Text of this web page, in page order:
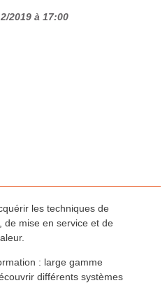
2019 à 17:00
les techniques de
de mise en service et de
: large gamme
différents systèmes